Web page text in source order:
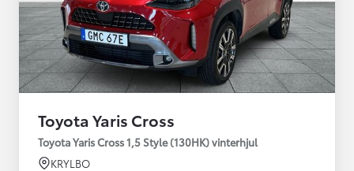
Toyota Yaris Cross
Toyota Yaris Cross 1,5 Style (130HK) vinterhjul
KRYLBO